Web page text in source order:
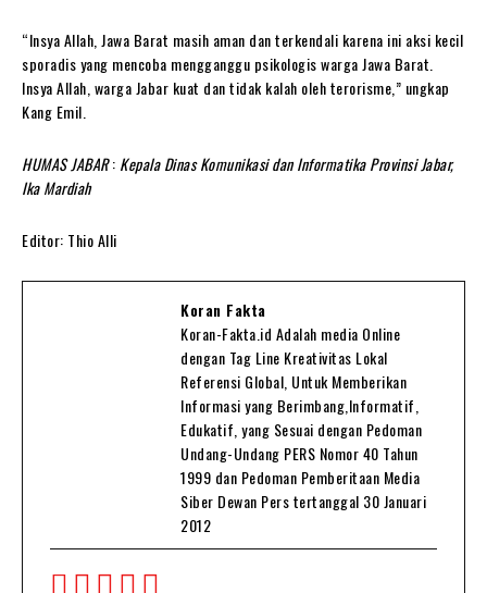
“Insya Allah, Jawa Barat masih aman dan terkendali karena ini aksi kecil
sporadis yang mencoba mengganggu psikologis warga Jawa Barat.
Insya Allah, warga Jabar kuat dan tidak kalah oleh terorisme,” ungkap
Kang Emil.
HUMAS JABAR: Kepala Dinas Komunikasi dan Informatika Provinsi Jabar,
Ika Mardiah
Editor: Thio Alli
Koran Fakta
Koran-Fakta.id Adalah media Online
dengan Tag Line Kreativitas Lokal
Referensi Global, Untuk Memberikan
Informasi yang Berimbang,Informatif,
Edukatif, yang Sesuai dengan Pedoman
Undang-Undang PERS Nomor 40 Tahun
1999 dan Pedoman Pemberitaan Media
Siber Dewan Pers tertanggal 30 Januari
2012